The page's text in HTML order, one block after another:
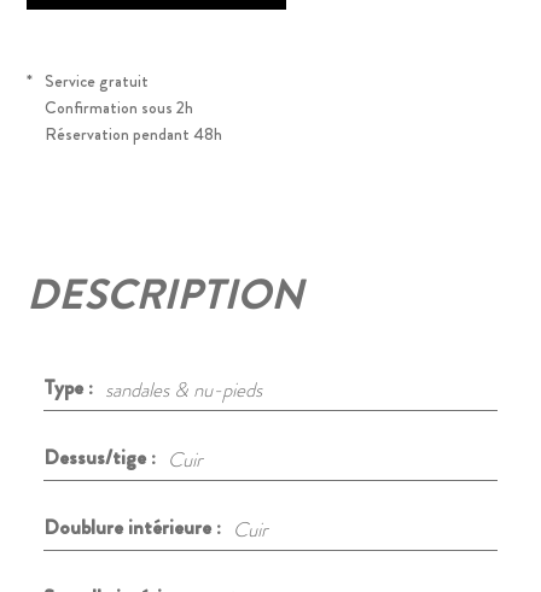
* Service gratuit
Confirmation sous 2h
Réservation pendant 48h
DESCRIPTION
Type : sandales & nu-pieds
Dessus/tige : Cuir
Doublure intérieure : Cuir